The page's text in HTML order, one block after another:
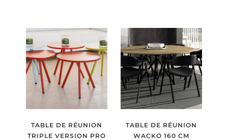
TABLE DE RÉUNION
TRIPLE VERSION PRO
TABLE DE RÉUNION
WACKO 160 CM